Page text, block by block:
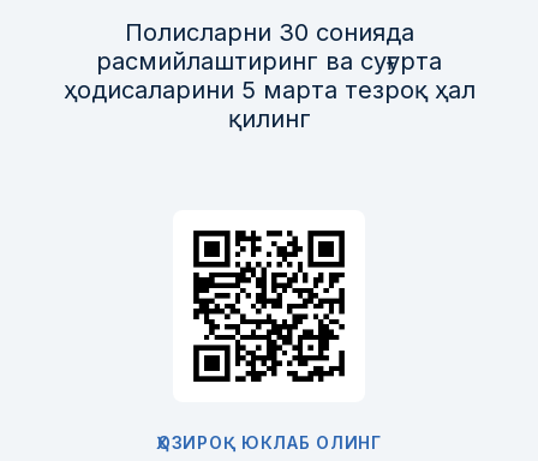
Полисларни 30 сонияда
расмийлаштиринг ва суғурта
ҳодисаларини 5 марта тезроқ ҳал
қилинг
ҲОЗИРОҚ ЮКЛАБ ОЛИНГ